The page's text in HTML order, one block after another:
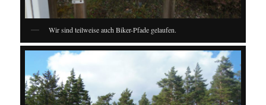
Wir sind teilweise auch Biker-Pfade gelaufen.